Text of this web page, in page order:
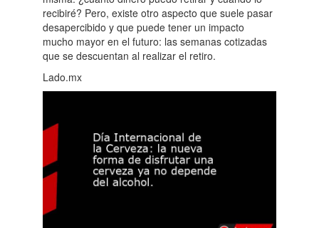
recibiré? Pero, existe otro aspecto que suele pasar
desapercibido y que puede tener un impacto
mucho mayor en el futuro: las semanas cotizadas
que se descuentan al realizar el retiro.
Lado.mx